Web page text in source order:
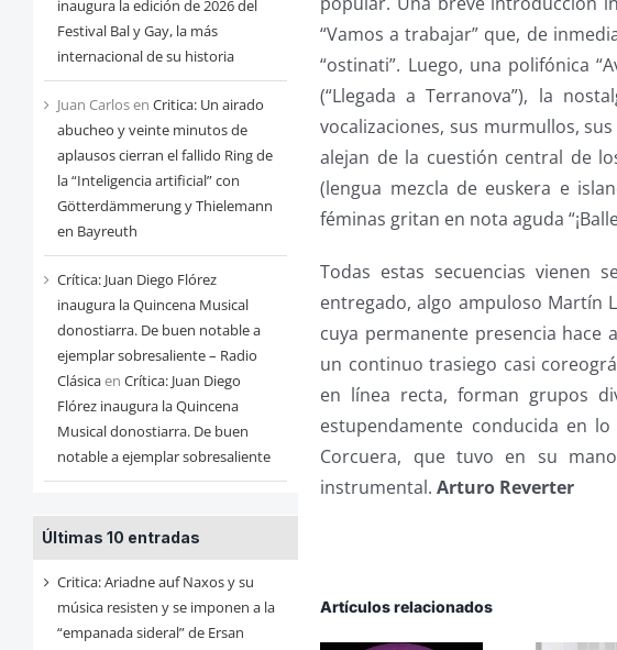
inaugura la edición de 2026 del
Festival Bal y Gay, la más
internacional de su historia
Juan Carlosen Critica: Un airado
abucheo y veinte minutos de
aplausos cierran el fallido Ring de
la “Inteligencia artificial” con
Götterdämmerung y Thielemann
en Bayreuth
Crítica: Juan Diego Flórez
inaugura la Quincena Musical
donostiarra. De buen notable a
ejemplar sobresaliente – Radio
Clásicaen Crítica: Juan Diego
Flórez inaugura la Quincena
Musical donostiarra. De buen
notable a ejemplar sobresaliente
Últimas 10 entradas
Critica: Ariadne auf Naxos y su
música resisten y se imponen a la
“empanada sideral” de Ersan
“Vamos a trabajar” que, de
“ostinati”. Luego, una polifónica
(“Llegada a Terranova”), la
vocalizaciones, sus murmullos,
alejan de la cuestión central de
(lengua mezcla de euskera e
féminas gritan en nota aguda
Todas estas secuencias vienen
entregado, algo ampuloso Martín
cuya permanente presencia hace
un continuo trasiego casi
en línea recta, forman grupos
estupendamente conducida en
Corcuera, que tuvo en su
instrumental.Arturo Reverter
Artículos relacionados